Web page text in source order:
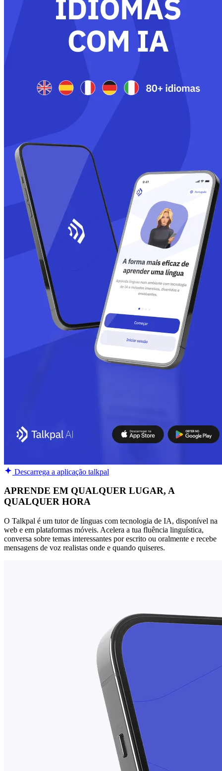
Descarrega a aplicação talkpal
APRENDE EM QUALQUER LUGAR, A
QUALQUER HORA
O Talkpal é um tutor de línguas com tecnologia de IA, disponível na
web e em plataformas móveis. Acelera a tua fluência linguística,
conversa sobre temas interessantes por escrito ou oralmente e recebe
mensagens de voz realistas onde e quando quiseres.